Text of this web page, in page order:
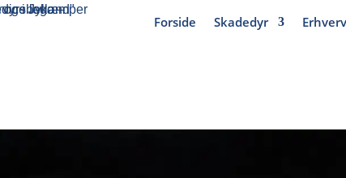
Forside Skadedyr Erhverv